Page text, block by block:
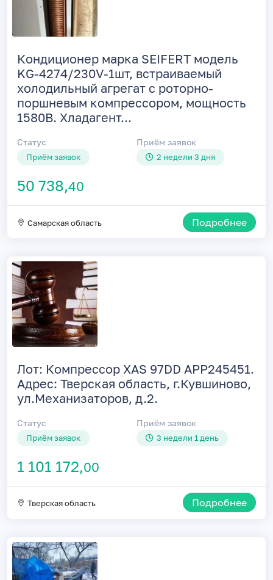
Кондиционер марка SEIFERT модель
KG-4274/230V-1шт, встраиваемый
холодильный агрегат с роторно-
поршневым компрессором, мощность
1580В. Хладагент...
Статус
Приём заявок
Приём заявок
2 недели 3 дня
50 738,40
Самарская область Подробнее
Лот: Компрессор XAS 97DD APP245451.
Адрес: Тверская область, г.Кувшиново,
ул.Механизаторов, д.2.
Статус
Приём заявок
Приём заявок
3 недели 1 день
1 101 172,00
Тверская область Подробнее